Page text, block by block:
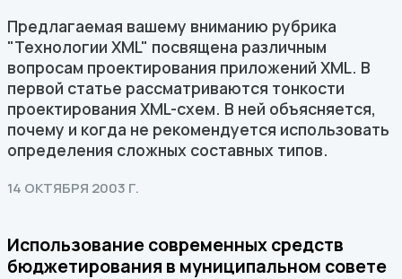
Предлагаемая вашему вниманию рубрика
"Технологии XML" посвящена различным
вопросам проектирования приложений XML. В
первой статье рассматриваются тонкости
проектирования XML-схем. В ней объясняется,
почему и когда не рекомендуется использовать
определения сложных составных типов.
14 ОКТЯБРЯ 2003 Г.
Использование современных средств
бюджетирования в муниципальном совете